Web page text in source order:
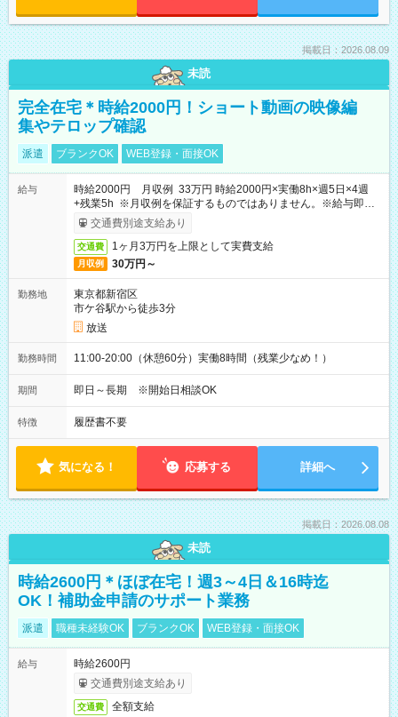
掲載日：2026.08.09
未読
完全在宅＊時給2000円！ショート動画の映像編
集やテロップ確認
派遣 ブランクOK WEB登録・面接OK
給与
時給2000円 月収例 33万円 時給2000円×実働8h×週5日×4週
+残業5h ※月収例を保証するものではありません。※給与即受
取りサービス利用可（利用条件有）
交通費別途支給あり
交通費 1ヶ月3万円を上限として実費支給
月収例 30万円～
勤務地
東京都新宿区
市ケ谷駅から徒歩3分
放送
勤務時間 11:00-20:00（休憩60分）実働8時間（残業少なめ！）
期間 即日～長期 ※開始日相談OK
特徴 履歴書不要
気になる！ 応募する 詳細へ
掲載日：2026.08.08
未読
時給2600円＊ほぼ在宅！週3～4日＆16時迄
OK！補助金申請のサポート業務
派遣 職種未経験OK ブランクOK WEB登録・面接OK
給与
時給2600円
交通費別途支給あり
交通費 全額支給